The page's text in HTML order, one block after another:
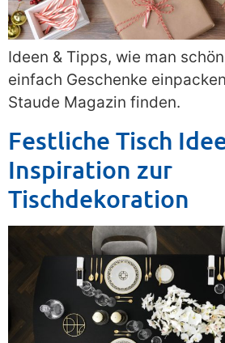
Ideen & Tipps, wie man
einfach Geschenke
Staude Magazin finden.
Festliche Tisch
Inspiration zur
Tischdekoration